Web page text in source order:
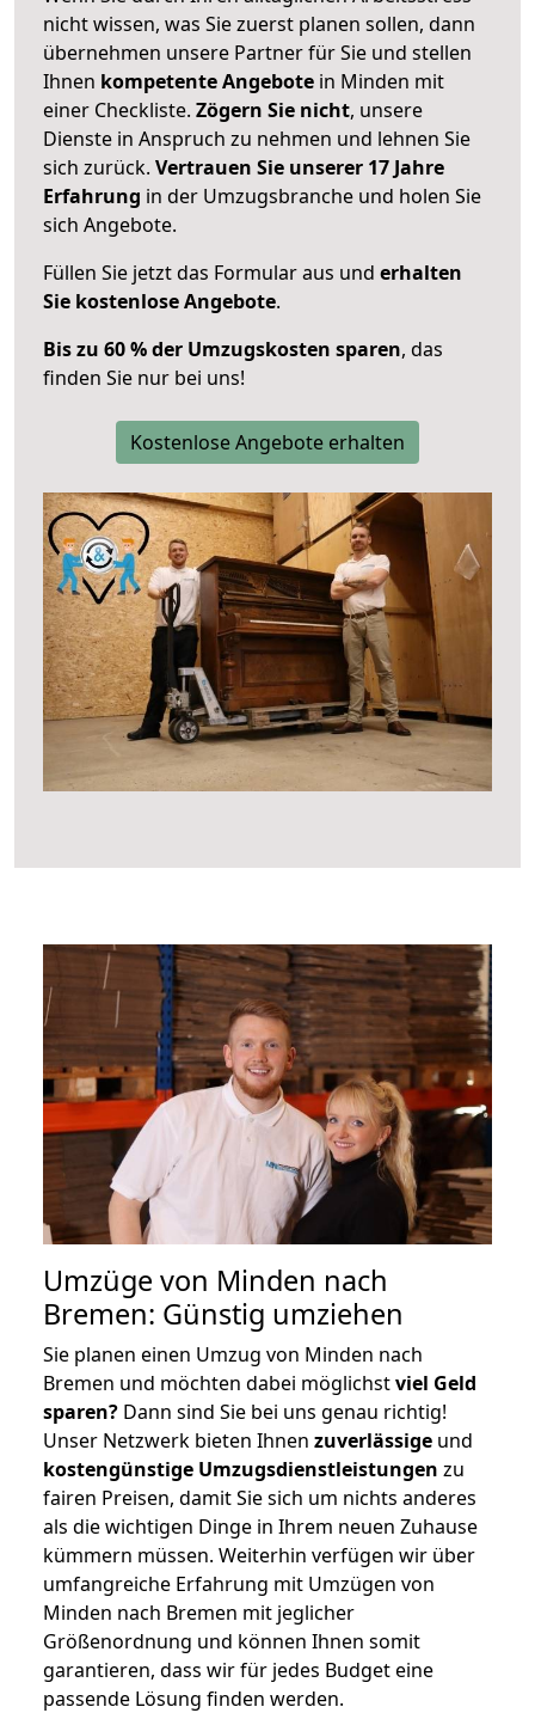
nicht wissen, was Sie zuerst planen sollen, dann
übernehmen unsere Partner für Sie und stellen
Ihnen kompetente Angebote in Minden mit
einer Checkliste. Zögern Sie nicht, unsere
Dienste in Anspruch zu nehmen und lehnen Sie
sich zurück. Vertrauen Sie unserer 17 Jahre
Erfahrung in der Umzugsbranche und holen Sie
sich Angebote.
Füllen Sie jetzt das Formular aus und erhalten
Sie kostenlose Angebote.
Bis zu 60 % der Umzugskosten sparen, das
finden Sie nur bei uns!
Kostenlose Angebote erhalten
Umzüge von Minden nach
Bremen: Günstig umziehen
Sie planen einen Umzug von Minden nach
Bremen und möchten dabei möglichstviel Geld
sparen? Dann sind Sie bei uns genau richtig!
Unser Netzwerk bieten Ihnen zuverlässige und
kostengünstige Umzugsdienstleistungen zu
fairen Preisen, damit Sie sich um nichts anderes
als die wichtigen Dinge in Ihrem neuen Zuhause
kümmern müssen. Weiterhin verfügen wir über
umfangreiche Erfahrung mit Umzügen von
Minden nach Bremen mit jeglicher
Größenordnung und können Ihnen somit
garantieren, dass wir für jedes Budget eine
passende Lösung finden werden.